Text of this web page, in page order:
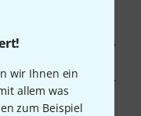
wir Ihnen ein
allem was
zum Beispiel
Drumheads.
überlanges
Punch. So muss das
halten gefühlt ewig.